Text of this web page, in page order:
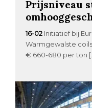
Prijsniveau
16-02 Initiatief bij
Warmgewalste
€ 660-680 per ton